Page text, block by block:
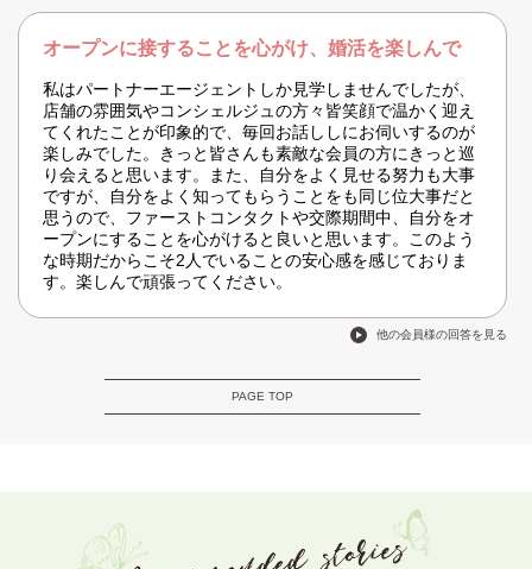
オープンに接することを心がけ、婚活を楽しんで
私はパートナーエージェントしか見学しませんでしたが、
店舗の雰囲気やコンシェルジュの方々皆笑顔で温かく迎え
てくれたことが印象的で、毎回お話ししにお伺いするのが
楽しみでした。きっと皆さんも素敵な会員の方にきっと巡
り会えると思います。また、自分をよく見せる努力も大事
ですが、自分をよく知ってもらうことをも同じ位大事だと
思うので、ファーストコンタクトや交際期間中、自分をオ
ープンにすることを心がけると良いと思います。このよう
な時期だからこそ2人でいることの安心感を感じておりま
す。楽しんで頑張ってください。
他の会員様の回答を見る
PAGE TOP